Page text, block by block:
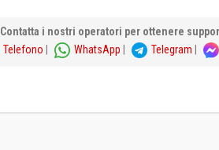
Contatta i nostri operatori per ottenere
Telefono WhatsApp Telegram